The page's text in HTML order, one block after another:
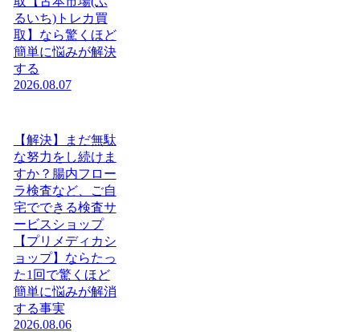
るいち)トレカ買
取】なら驚くほど
簡単に悩みが解決
する
2026.08.07
【解決】まだ無駄
な努力をし続けま
すか？腸内フロー
ラ検査など、ご自
宅でできる検査サ
ービスショップ
【プリメディカシ
ョップ】ならたっ
た1回で驚くほど
簡単に悩みが解消
する事実
2026.08.06